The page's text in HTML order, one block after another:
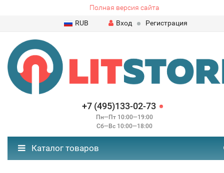
Полная версия сайта
RUB
Вход Регистрация
+7 (495)133-02-73
Пн—Пт 10:00—19:00
Сб—Вс 10:00—18:00
Каталог товаров